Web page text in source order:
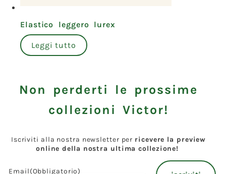
Elastico leggero lurex
Leggi tutto
Non perderti le prossime
collezioni Victor!
Iscriviti alla nostra newsletter per ricevere la preview
online della nostra ultima collezione!
Email(Obbligatorio)